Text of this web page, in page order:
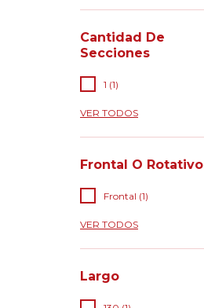
Cantidad De
Secciones
1 (1)
VER TODOS
Frontal O Rotativo
Frontal (1)
VER TODOS
Largo